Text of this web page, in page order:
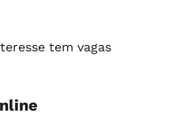
tem vagas